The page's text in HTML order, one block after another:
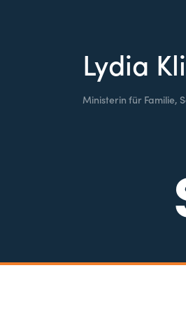
Lydia
Ministerin für Familie,